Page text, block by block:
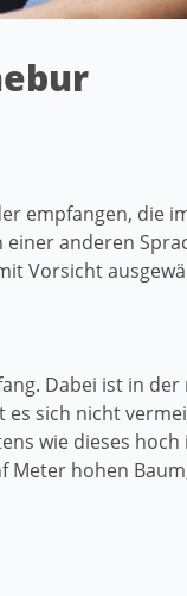
empfangen, die
anderen
Vorsicht
Dabei ist in
sich nicht
wie dieses
hohen